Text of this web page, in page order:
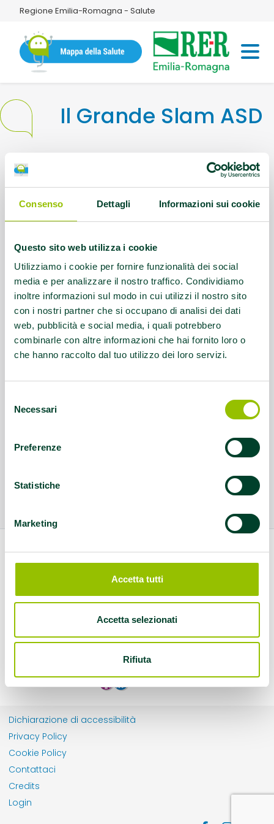
Consenso Dettagli Informazioni sui cookie
Questo sito web utilizza i cookie
Utilizziamo i cookie per fornire funzionalità dei social
media e per analizzare il nostro traffico. Condividiamo
inoltre informazioni sul modo in cui utilizzi il nostro sito
con i nostri partner che si occupano di analisi dei dati
web, pubblicità e social media, i quali potrebbero
combinarle con altre informazioni che hai fornito loro o
che hanno raccolto dal tuo utilizzo dei loro servizi.
delNecessari
Preferenze
Statistiche
Marketing
Accetta tutti
Accetta selezionati
Rifiuta
Regione Emilia-Romagna - Salute
Il Grande Slam ASD
Via Alessandro Volta, 5 48018
Questo contenuto si trova inPalestre che
promuovono la salute
Dichiarazione di accessibilità
Privacy Policy
Cookie Policy
Contattaci
Credits
Login